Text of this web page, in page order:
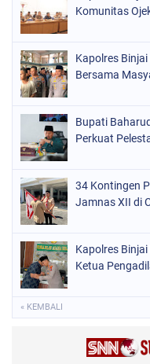
Komunitas
Kapolres
Bersama
Bupati
Perkuat
34 Kontingen
Jamnas XII di
Kapolres
Ketua
« KEMBALI